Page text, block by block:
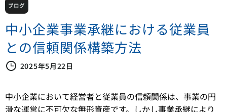
ブログ
中小企業事業承継における従業員
との信頼関係構築方法
2025年5月22日
中小企業において経営者と従業員の信頼関係は、事業の円
滑な運営に不可欠な無形資産です。しかし事業承継により